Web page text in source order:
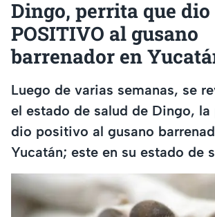
Dingo, perrita que dio
POSITIVO al gusano
barrenador en
Luego de varias semanas, se
el estado de salud de Dingo,
dio positivo al gusano
Yucatán; este en su estado de